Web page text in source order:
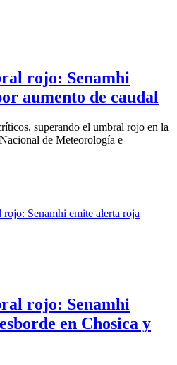
rojo: Senamhi
aumento de caudal
superando el umbral rojo en la
de Meteorología e
rojo: Senamhi
en Chosica y